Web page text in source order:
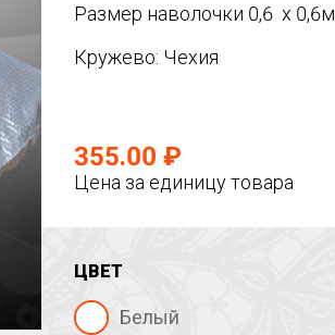
Размер наволочки 0,6 х 0,6м
Кружево: Чехия
355.00 ₽
Цена за единицу товара
ЦВЕТ
Белый